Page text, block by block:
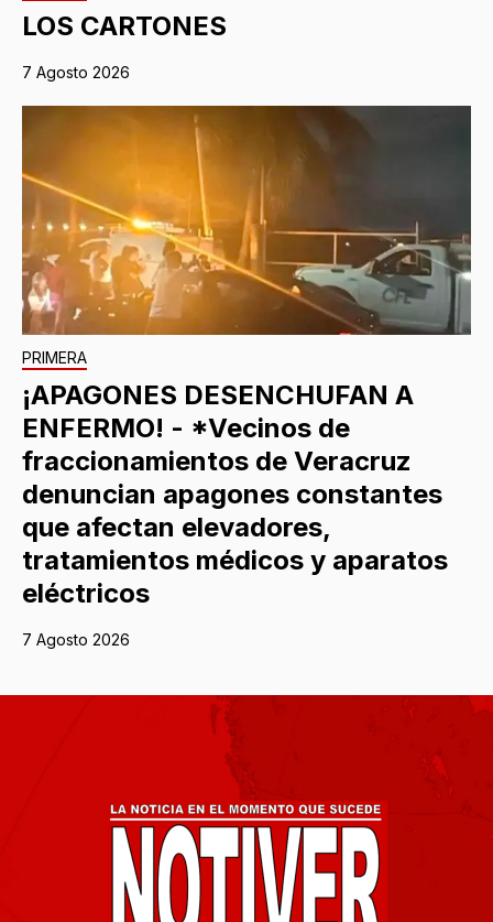
LOS CARTONES
7 Agosto 2026
PRIMERA
¡APAGONES DESENCHUFAN A
ENFERMO! - *Vecinos de
fraccionamientos de Veracruz
denuncian apagones constantes
que afectan elevadores,
tratamientos médicos y aparatos
eléctricos
7 Agosto 2026